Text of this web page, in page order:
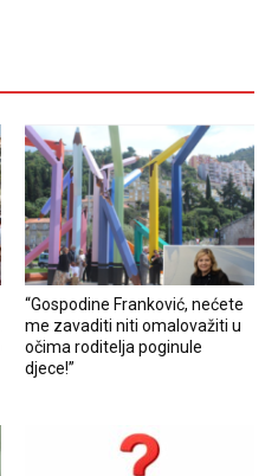
“Gospodine Franković, nećete
me zavaditi niti omalovažiti u
očima roditelja poginule
djece!”